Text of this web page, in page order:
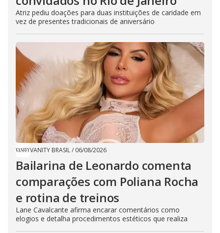
Atriz pediu doações para duas instituições de caridade em
vez de presentes tradicionais de aniversário
VANITY BRASIL/ 06/08/2026
Bailarina de Leonardo comenta
comparações com Poliana Rocha
e rotina de treinos
Lane Cavalcante afirma encarar comentários como
elogios e detalha procedimentos estéticos que realiza